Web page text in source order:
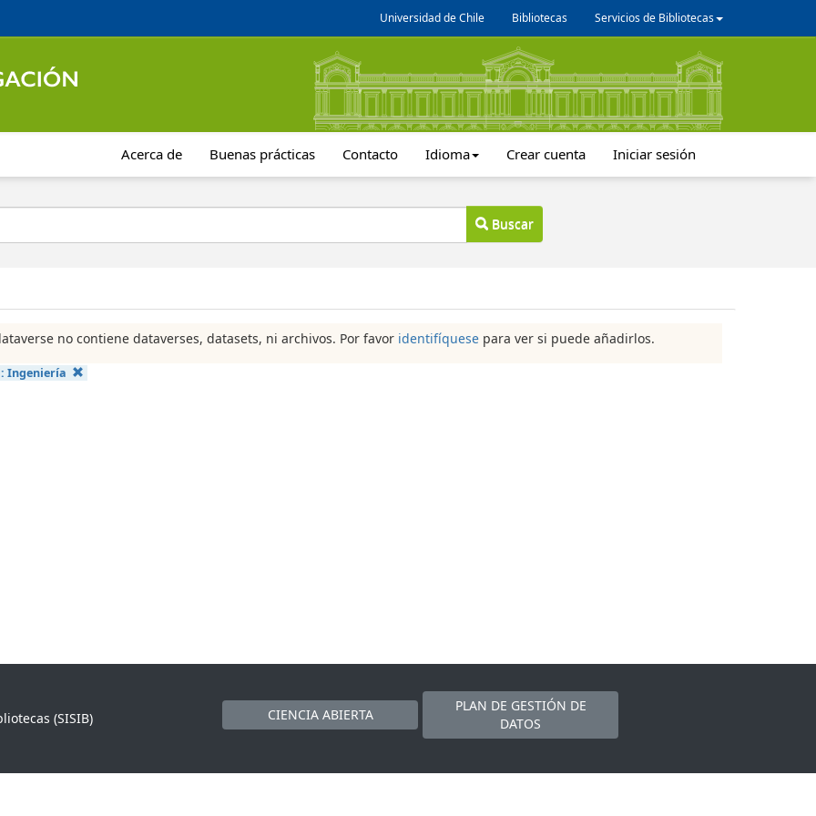
Universidad de Chile Bibliotecas Servicios de Bibliotecas
Acerca de Buenas prácticas Contacto Idioma Crear cuenta Iniciar sesión
Buscar
no contiene dataverses, datasets, ni archivos. Por favor identifíquese para ver si puede añadirlos.
Ingeniería
(SISIB)
CIENCIA ABIERTA
PLAN DE GESTIÓN DE
DATOS